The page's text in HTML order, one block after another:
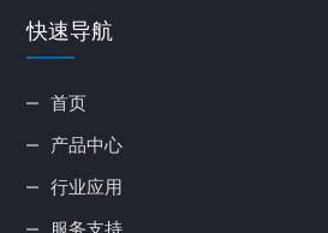
快速导航
首页
产品中心
行业应用
服务支持